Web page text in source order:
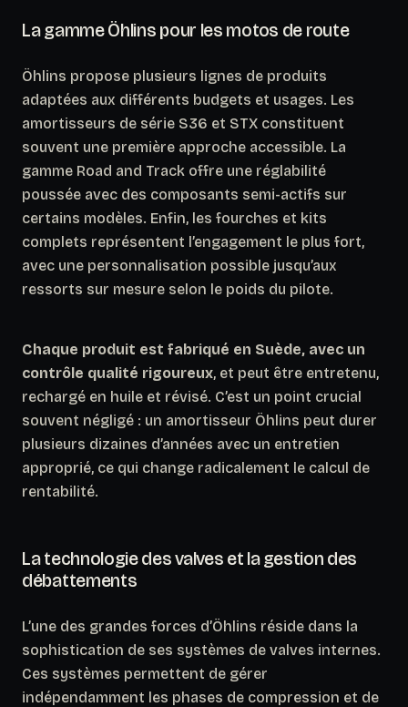
La gamme Öhlins pour les motos de route
Öhlins propose plusieurs lignes de produits
adaptées aux différents budgets et usages. Les
amortisseurs de série S36 et STX constituent
souvent une première approche accessible. La
gamme Road and Track offre une réglabilité
poussée avec des composants semi-actifs sur
certains modèles. Enfin, les fourches et kits
complets représentent l’engagement le plus fort,
avec une personnalisation possible jusqu’aux
ressorts sur mesure selon le poids du pilote.
Chaque produit est fabriqué en Suède, avec un
contrôle qualité rigoureux, et peut être entretenu,
rechargé en huile et révisé. C’est un point crucial
souvent négligé : un amortisseur Öhlins peut durer
plusieurs dizaines d’années avec un entretien
approprié, ce qui change radicalement le calcul de
rentabilité.
La technologie des valves et la gestion des
débattements
L’une des grandes forces d’Öhlins réside dans la
sophistication de ses systèmes de valves internes.
Ces systèmes permettent de gérer
indépendamment les phases de compression et de